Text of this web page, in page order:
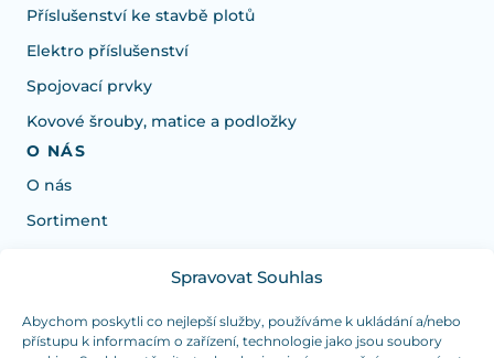
Spravovat Souhlas
Abychom poskytli co nejlepší služby, používáme k ukládání a/nebo
přístupu k informacím o zařízení, technologie jako jsou soubory
Příslušenství ke stavbě plotů
Elektro příslušenství
Spojovací prvky
Kovové šrouby, matice a podložky
O NÁS
O nás
Sortiment
Potrebujete poradiť s výberom?
Sme tu pre vás Pondelok-Štvrtok od: 7:30 - 15:30 hod
a Piatok od 7:30 - 14:30 hod